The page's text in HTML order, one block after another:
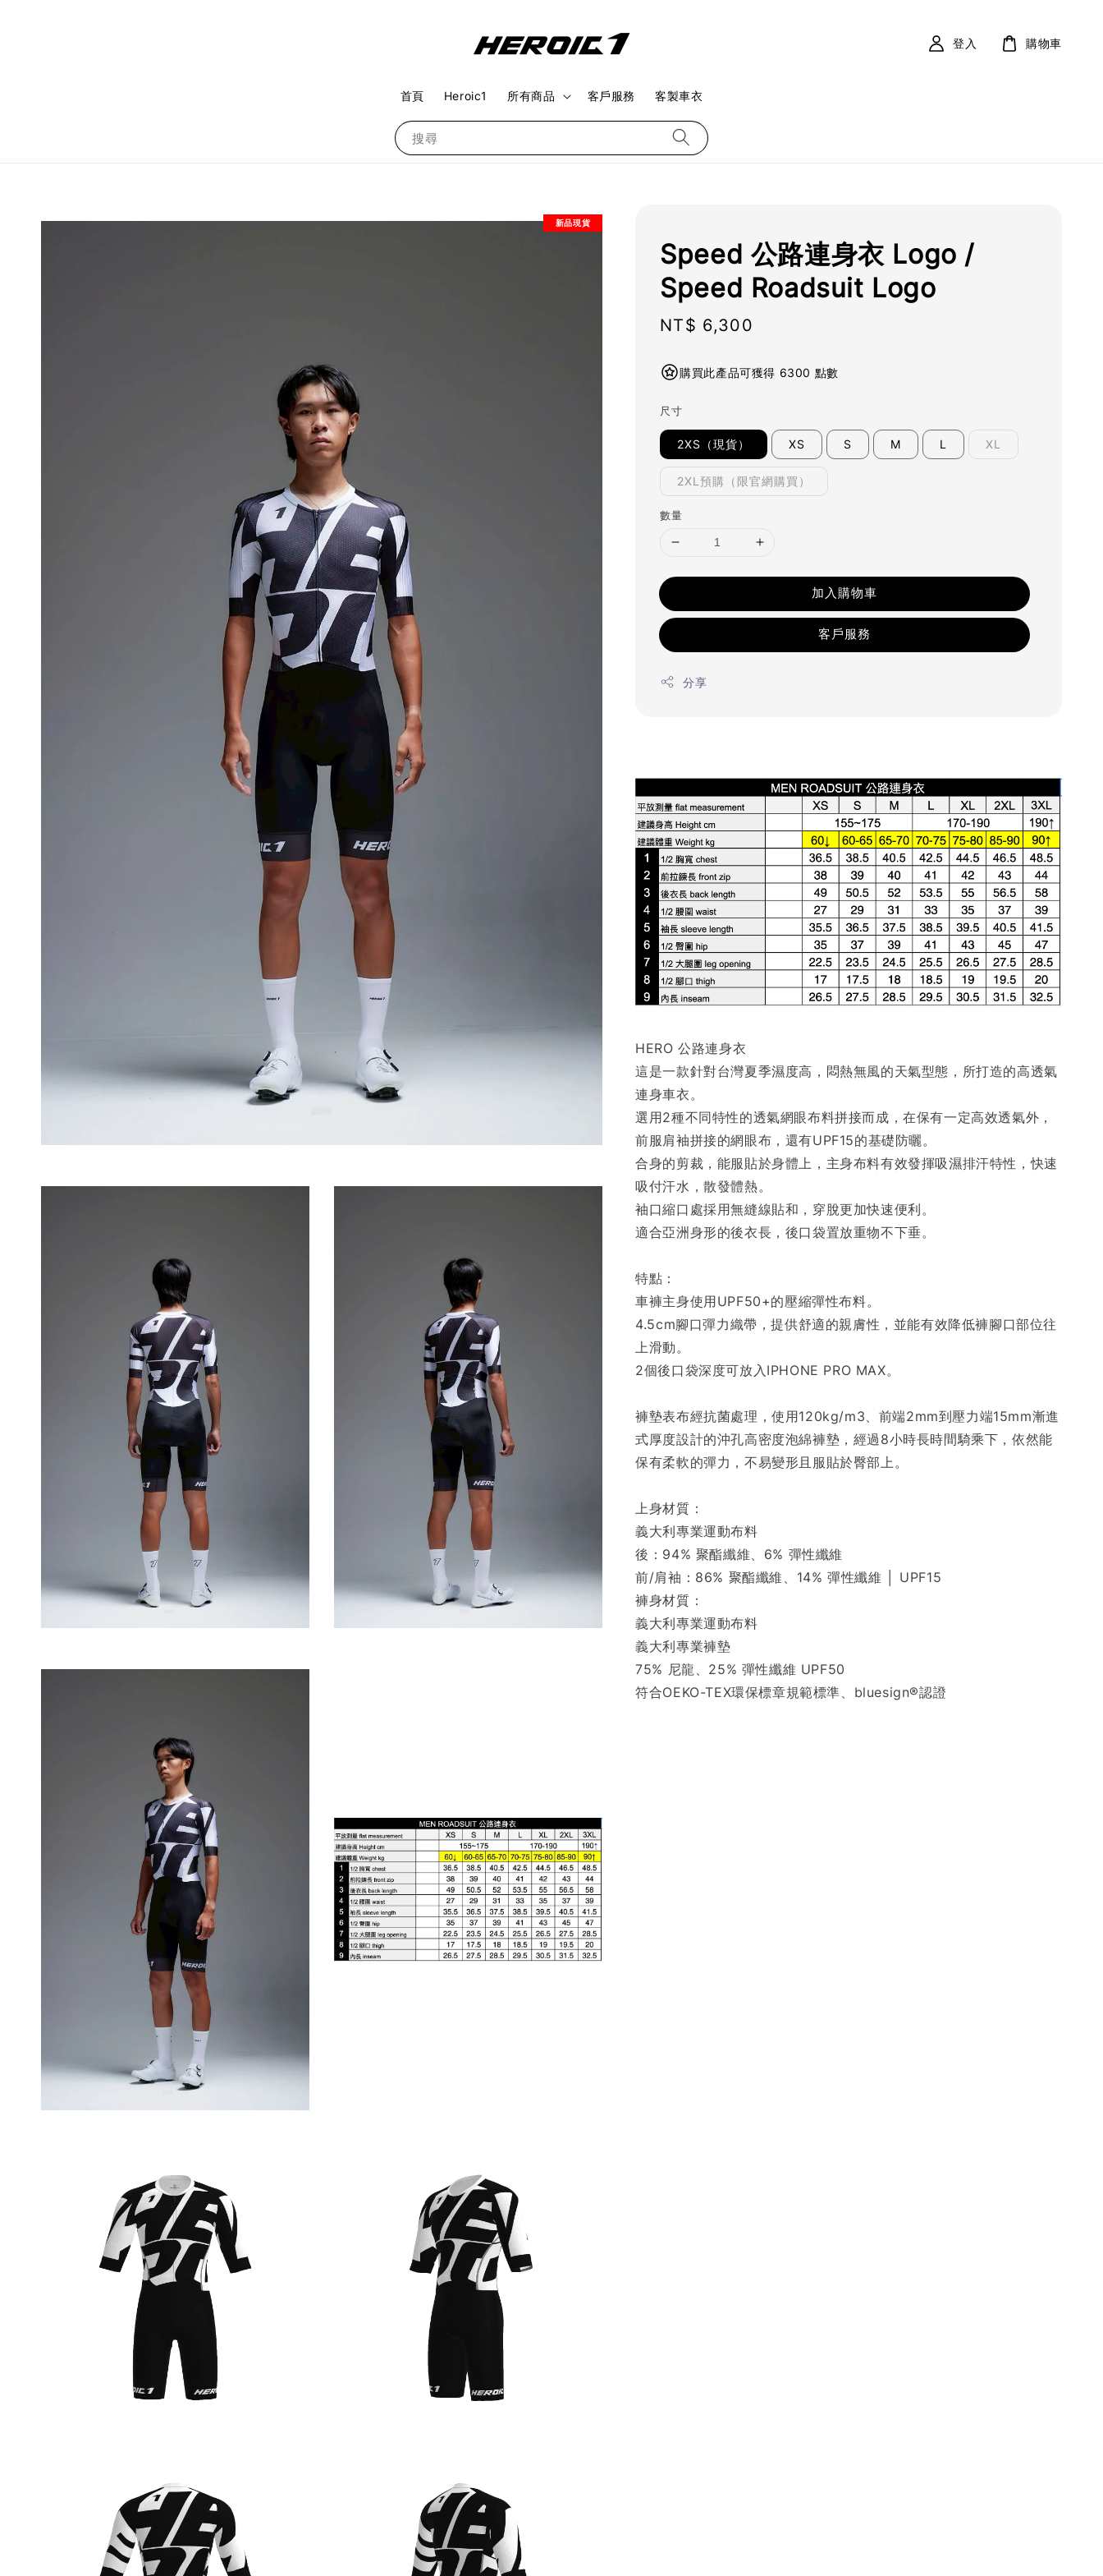
搜尋
首頁 Heroic1 所有商品 客戶服務 客製車衣
登入 購物車
新品現貨
Speed 公路連身衣 Logo /
Speed Roadsuit Logo
Regular
NT$ 6,300
購買此產品可獲得 6300 點數
尺寸
2XS（現貨） XS S M L XL
2XL預購（限官網購買）
數量
加入購物車
客戶服務
分享
HERO 公路連身衣
這是一款針對台灣夏季濕度高，悶熱無風的天氣型態，所打造的高透氣
連身車衣。
選用2種不同特性的透氣網眼布料拼接而成，在保有一定高效透氣外，
前服肩袖拼接的網眼布，還有UPF15的基礎防曬。
合身的剪裁，能服貼於身體上，主身布料有效發揮吸濕排汗特性，快速
吸付汗水，散發體熱。
袖口縮口處採用無縫線貼和，穿脫更加快速便利。
適合亞洲身形的後衣長，後口袋置放重物不下垂。
特點：
車褲主身使用UPF50+的壓縮彈性布料。
4.5cm腳口彈力織帶，提供舒適的親膚性，並能有效降低褲腳口部位往
上滑動。
2個後口袋深度可放入IPHONE PRO MAX。
褲墊表布經抗菌處理，使用120kg/m3、前端2mm到壓力端15mm漸進
式厚度設計的沖孔高密度泡綿褲墊，經過8小時長時間騎乘下，依然能
保有柔軟的彈力，不易變形且服貼於臀部上。
上身材質：
義大利專業運動布料
後：94% 聚酯纖維、6% 彈性纖維
前/肩袖：86% 聚酯纖維、14% 彈性纖維 │ UPF15
褲身材質：
義大利專業運動布料
義大利專業褲墊
75% 尼龍、25% 彈性纖維 UPF50
符合OEKO-TEX環保標章規範標準、bluesign®認證